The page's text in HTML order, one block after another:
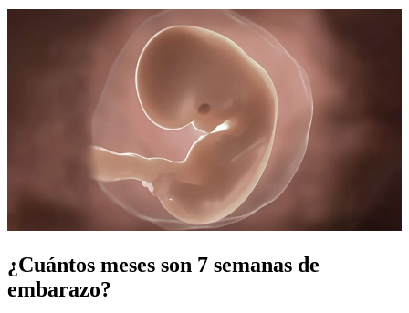
¿Cuántos meses son 7 semanas de
embarazo?